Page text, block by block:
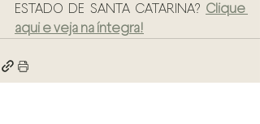
ESTADO DE SANTA CATARINA? Clique
aqui e veja na íntegra!